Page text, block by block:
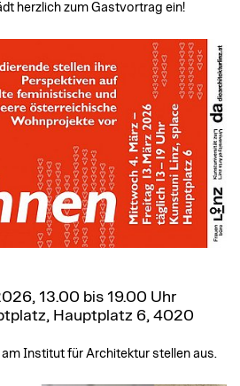
herzlich zum Gastvortrag ein!
13.00 bis 19.00 Uhr
Hauptplatz 6, 4020
Institut für Architektur stellen aus.